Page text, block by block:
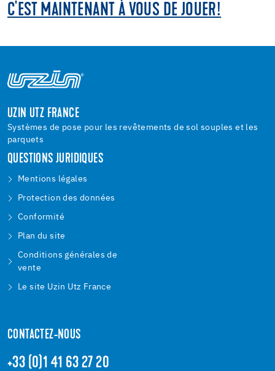
C'EST MAINTENANT À VOUS DE JOUER!
UZIN UTZ FRANCE
Systèmes de pose pour les revêtements de sol souples et les
parquets
QUESTIONS JURIDIQUES
Mentions légales
Protection des données
Conformité
Plan du site
Conditions générales de
vente
Le site Uzin Utz France
CONTACTEZ-NOUS
+33 (0)1 41 63 27 20